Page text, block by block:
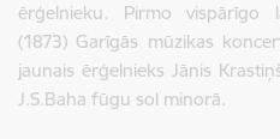
ērģelnieku. Pirmo vispārīgo
(1873) Garīgās mūzikas
jaunais ērģelnieks Jānis
J.S.Baha fūgu sol minorā.